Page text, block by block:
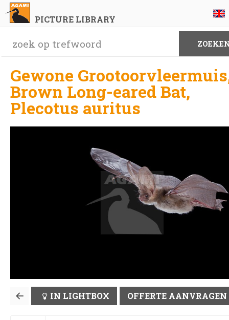
PICTURE LIBRARY
Gewone
Brown Long-eared Bat,
Plecotus auritus
IN LIGHTBOX OFFERTE AANVRAGEN